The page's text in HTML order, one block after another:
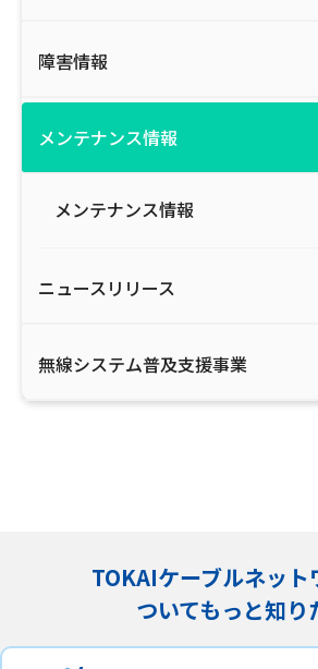
障害情報
メンテナンス情報
メンテナンス情報
ニュースリリース
無線システム普及支援事業
TOKAIケーブルネット
ついてもっと知り